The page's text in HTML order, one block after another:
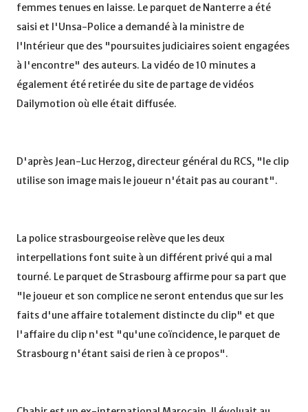
femmes tenues en laisse. Le parquet de Nanterre a été
saisi et l'Unsa-Police a demandé à la ministre de
l'Intérieur que des "poursuites judiciaires soient engagées
à l'encontre" des auteurs. La vidéo de 10 minutes a
également été retirée du site de partage de vidéos
Dailymotion où elle était diffusée.
D'après Jean-Luc Herzog, directeur général du RCS, "le clip
utilise son image mais le joueur n'était pas au courant".
La police strasbourgeoise relève que les deux
interpellations font suite à un différent privé qui a mal
tourné. Le parquet de Strasbourg affirme pour sa part que
"le joueur et son complice ne seront entendus que sur les
faits d'une affaire totalement distincte du clip" et que
l'affaire du clip n'est "qu'une coïncidence, le parquet de
Strasbourg n'étant saisi de rien à ce propos".